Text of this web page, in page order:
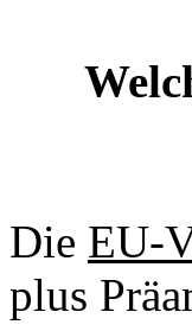
Die EU-
plus